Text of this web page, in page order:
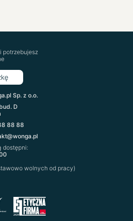
potrzebujesz
Sp. z o.o.
D
88 88
dostępni:
wolnych od pracy)